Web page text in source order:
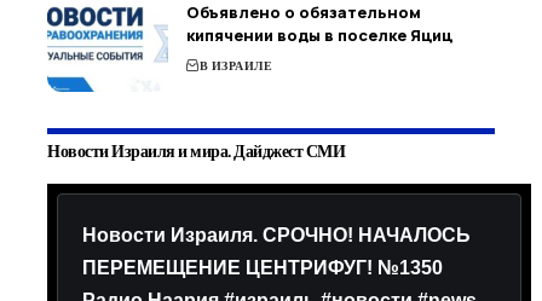
Объявлено о обязательном
кипячении воды в поселке Яциц
В ИЗРАИЛЕ
Новости Израиля и мира. Дайджест СМИ